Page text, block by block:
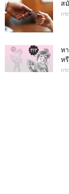
ส
กร
ห
ห
กร